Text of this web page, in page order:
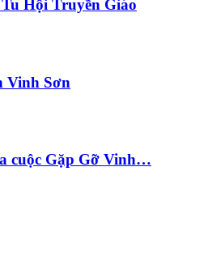
Hội Truyền Giáo
Vinh Sơn
cuộc Gặp Gỡ Vinh…